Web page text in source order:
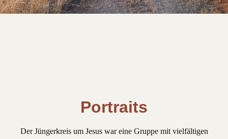
Portraits
Der Jüngerkreis um Jesus war eine Gruppe mit vielfältigen